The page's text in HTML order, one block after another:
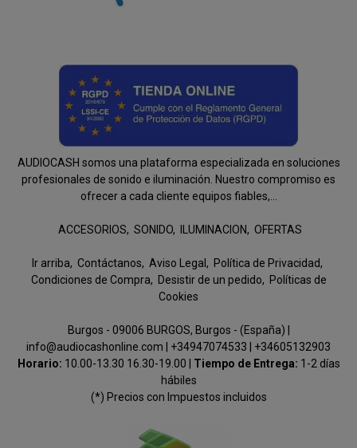
AUDIOCASH somos una plataforma especializada en soluciones
profesionales de sonido e iluminación. Nuestro compromiso es
ofrecer a cada cliente equipos fiables,...
ACCESORIOS SONIDO ILUMINACION OFERTAS
Ir arriba Contáctanos Aviso Legal
Política de Privacidad
Condiciones de Compra
Desistir de un pedido
Políticas de
Cookies
Burgos - 09006 BURGOS, Burgos - (España) |
info@audiocashonline.com | +34947074533
+34605132903
Horario: 10.00-13.30 16.30-19.00 | Tiempo de Entrega: 1-2 días
hábiles
(*) Precios con Impuestos incluidos